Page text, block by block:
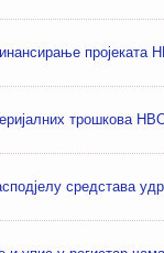
пројеката
трошкова
средстава